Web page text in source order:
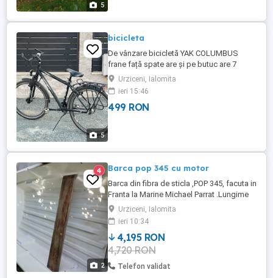
5
5
bicicleta
De vânzare bicicletă YAK COLUMBUS
frane față spate are și pe butuc are 7
trepte mai multe detalii dați-mi mesaj
Urziceni, Ialomita
ieri 15:46
499 RON
2
4 Barca pop 345 cu motor
Barca din fibra de sticla ,POP 345, facuta in
Franta la Marine Michael Parrat .Lungime
3,45 m latime 1,45. Fara vopsea, este in
totalitate din rasina .
Urziceni, Ialomita
ieri 10:34
4,195 RON
4,720 RON
Telefon validat